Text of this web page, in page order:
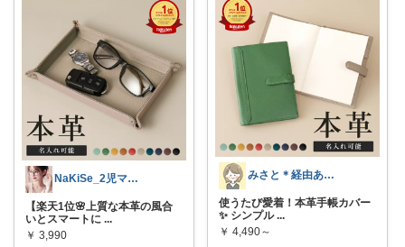
NaKiSe_2児ママ🌸訪問感謝です
【楽天1位🌸上質な本革の風合
いとスマートに ...
￥ 3,990
みさと＊経由ありがとうございます🧡
使うたび愛着！本革手帳カバー
✨ シンプル ...
￥ 4,490～